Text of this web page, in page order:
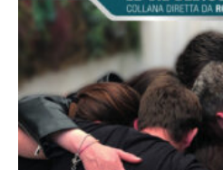
Confezione
Brossura con risvolti
Tipo
Cartaceo, Ebook